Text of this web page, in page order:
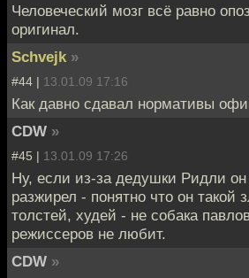
Человеческий мозг всё равно
оригинал.
Schvejk »
#44 | 13.01.09 17:16
Как давно сдавал нормативы
CDW »
#45 | 13.01.09 17:26
Ну, если из-за дедушки Ридли
разжирел - понятно что он такой
толстей, худей - не собака
режиссеров не любит.
CDW »